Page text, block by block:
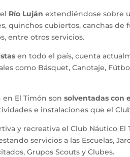
Río Luján extendiéndose sobre
quinchos cubiertos, canchas de
entre otros servicios.
en todo el país, cuenta
como Básquet, Canotaje,
en El Timón sonsolventadas con
e instalaciones que el
y recreativa el Club Náutico
servicios a las Escuelas,
Grupos Scouts y Clubes.